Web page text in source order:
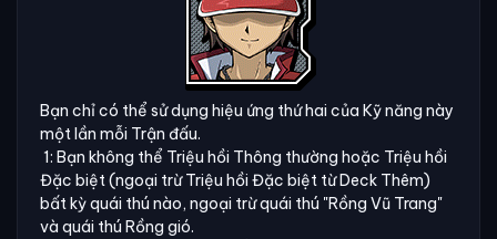
Bạn chỉ có thể sử dụng hiệu ứng thứ hai của Kỹ năng này
một lần mỗi Trận đấu.
1: Bạn không thể Triệu hồi Thông thường hoặc Triệu hồi
Đặc biệt (ngoại trừ Triệu hồi Đặc biệt từ Deck Thêm)
bất kỳ quái thú nào, ngoại trừ quái thú "Rồng Vũ Trang"
và quái thú Rồng gió.